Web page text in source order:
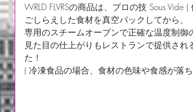
WRLD FLVRSの商品は、プロの技 Sous
ごしらえした食材を真空パックしてから、
専用のスチームオーブンで正確な温度制
見た目の仕上がりもレストランで提供さ
た！
( 冷凍食品の場合、食材の色味や食感が落